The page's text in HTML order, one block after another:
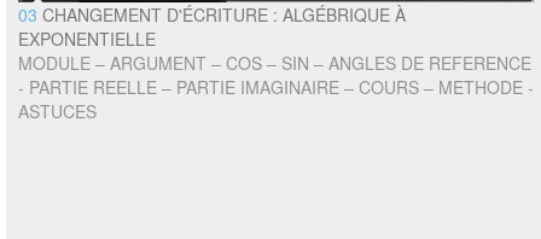
03 CHANGEMENT D'ÉCRITURE : ALGÉBRIQUE À
EXPONENTIELLE
MODULE – ARGUMENT – COS – SIN – ANGLES DE REFERENCE
- PARTIE REELLE – PARTIE IMAGINAIRE – COURS – METHODE -
ASTUCES